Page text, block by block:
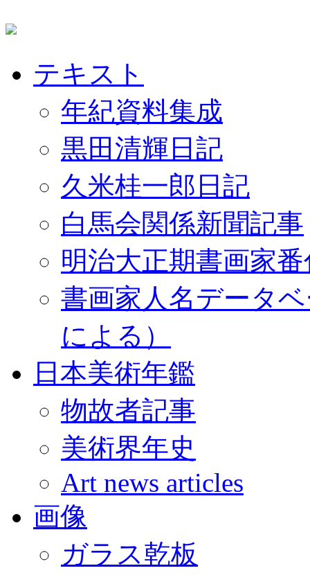
テキスト
年紀資料集成
黒田清輝日記
久米桂一郎日記
白馬会関係新聞記事
明治大正期書画家
書画家人名データ
による）
日本美術年鑑
物故者記事
美術界年史
Art news articles
画像
ガラス乾板